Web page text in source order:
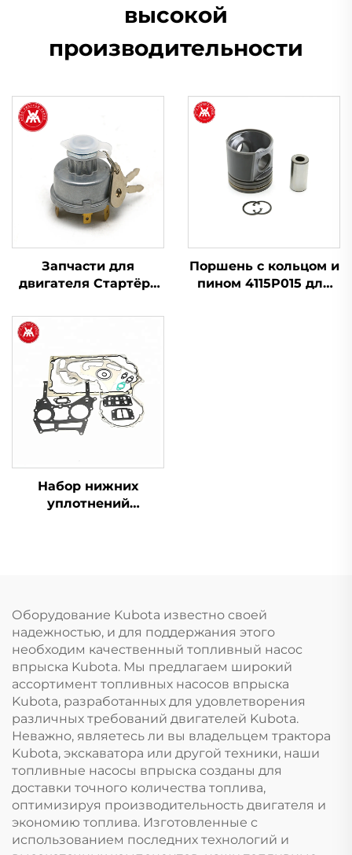
высокой
производительности
Запчасти для
двигателя Стартёра
зажигания 1446116M91
для трактора Massey
Ferguson серии 200
Поршень с кольцом и
пином 4115P015 для
Набор нижних
уплотнений
Оборудование Kubota известно своей
надежностью, и для поддержания этого
необходим качественный топливный насос
впрыска Kubota. Мы предлагаем широкий
ассортимент топливных насосов впрыска
Kubota, разработанных для удовлетворения
различных требований двигателей Kubota.
Неважно, являетесь ли вы владельцем трактора
Kubota, экскаватора или другой техники, наши
топливные насосы впрыска созданы для
доставки точного количества топлива,
оптимизируя производительность двигателя и
экономию топлива. Изготовленные с
использованием последних технологий и